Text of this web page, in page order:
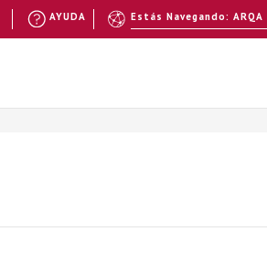
Estás Navegando:
AYUDA